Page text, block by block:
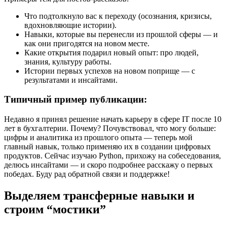
Что подтолкнуло вас к переходу (осознания, кризисы,
вдохновляющие истории).
Навыки, которые вы перенесли из прошлой сферы — и
как они пригодятся на новом месте.
Какие открытия подарил новый опыт: про людей,
знания, культуру работы.
Истории первых успехов на новом поприще — с
результатами и инсайтами.
Типичный пример публикации:
Недавно я принял решение начать карьеру в сфере IT после 10
лет в бухгалтерии. Почему? Почувствовал, что могу больше:
цифры и аналитика из прошлого опыта — теперь мой
главный навык, только применяю их в создании цифровых
продуктов. Сейчас изучаю Python, прихожу на собеседования,
делюсь инсайтами — и скоро подробнее расскажу о первых
победах. Буду рад обратной связи и поддержке!
Выделяем трансферные навыки и
строим “мостики”